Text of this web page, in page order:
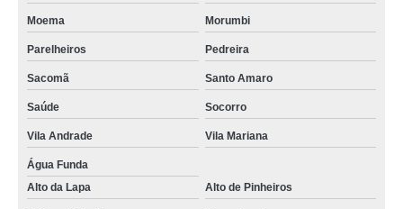
Moema Morumbi
Parelheiros Pedreira
Sacomã Santo Amaro
Saúde Socorro
Vila Andrade Vila Mariana
Água Funda
Alto da Lapa
Alto de Pinheiros